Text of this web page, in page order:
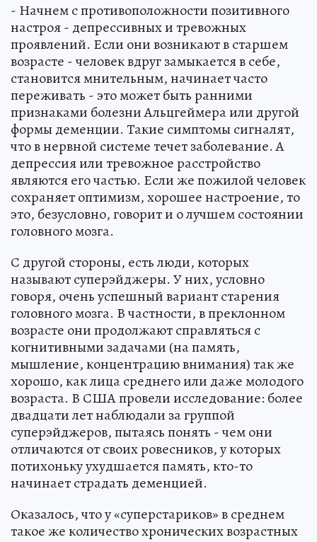
- Начнем с противоположности позитивного
настроя - депрессивных и тревожных
проявлений. Если они возникают в старшем
возрасте - человек вдруг замыкается в себе,
становится мнительным, начинает часто
переживать - это может быть ранними
признаками болезни Альцгеймера или другой
формы деменции. Такие симптомы сигналят,
что в нервной системе течет заболевание. А
депрессия или тревожное расстройство
являются его частью. Если же пожилой человек
сохраняет оптимизм, хорошее настроение, то
это, безусловно, говорит и о лучшем состоянии
головного мозга.
С другой стороны, есть люди, которых
называют суперэйджеры. У них, условно
говоря, очень успешный вариант старения
головного мозга. В частности, в преклонном
возрасте они продолжают справляться с
когнитивными задачами (на память,
мышление, концентрацию внимания) так же
хорошо, как лица среднего или даже молодого
возраста. В США провели исследование: более
двадцати лет наблюдали за группой
суперэйджеров, пытаясь понять - чем они
отличаются от своих ровесников, у которых
потихоньку ухудшается память, кто-то
начинает страдать деменцией.
Оказалось, что у «суперстариков» в среднем
такое же количество хронических возрастных